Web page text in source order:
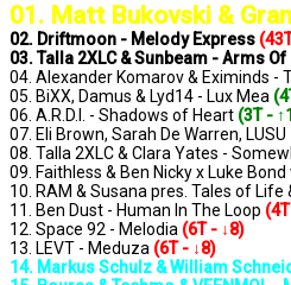
01. Matt Bukovski &
02. Driftmoon - Melody Express
03. Talla 2XLC & Sunbeam - Arms Of
04. Alexander Komarov & Eximinds -
05. BiXX, Damus & Lyd14 - Lux Mea
06. A.R.D.I. - Shadows of Heart (3T -
07. Eli Brown, Sarah De Warren,
08. Talla 2XLC & Clara Yates -
09. Faithless & Ben Nicky x Luke
10. RAM & Susana pres. Tales of
11. Ben Dust - Human In The Loop
12. Space 92 - Melodia (6T - ↓8)
13. LEVT - Meduza (6T - ↓8)
14. Markus Schulz & William